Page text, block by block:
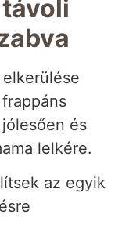
és
lelkére.
az egyik